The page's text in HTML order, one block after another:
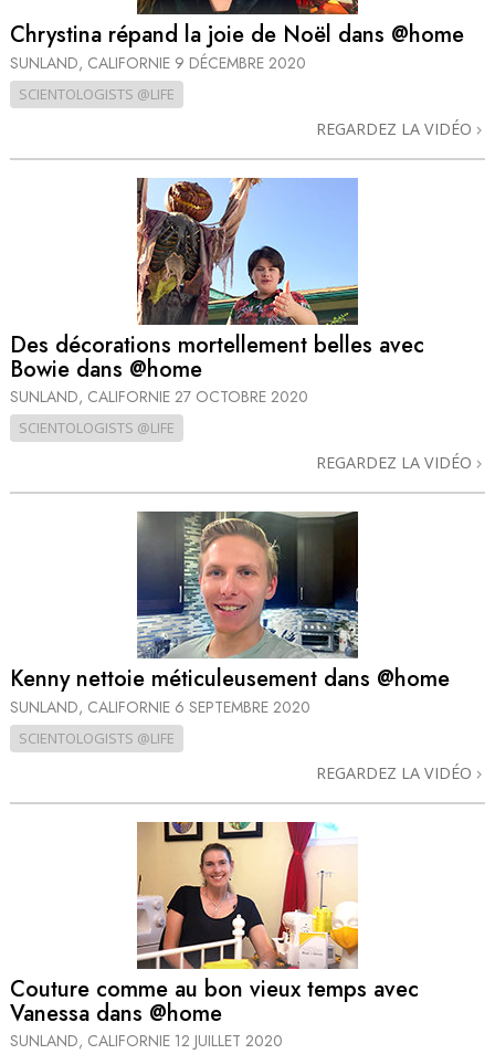
Chrystina répand la joie de Noël dans @home
SUNLAND, CALIFORNIE 9 DÉCEMBRE 2020
SCIENTOLOGISTS @LIFE
REGARDEZ LA VIDÉO
Des décorations mortellement belles avec
Bowie dans @home
SUNLAND, CALIFORNIE 27 OCTOBRE 2020
SCIENTOLOGISTS @LIFE
REGARDEZ LA VIDÉO
Kenny nettoie méticuleusement dans @home
SUNLAND, CALIFORNIE 6 SEPTEMBRE 2020
SCIENTOLOGISTS @LIFE
REGARDEZ LA VIDÉO
Couture comme au bon vieux temps avec
Vanessa dans @home
SUNLAND, CALIFORNIE 12 JUILLET 2020